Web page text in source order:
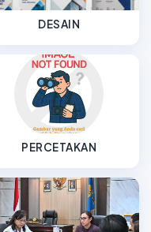
DESAIN
PERCETAKAN